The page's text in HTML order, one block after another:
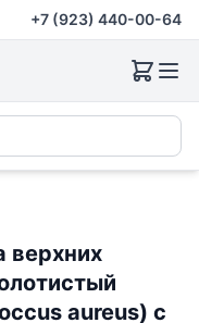
+7 (923) 440-00-64
верхних
aureus) с